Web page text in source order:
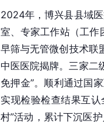
2024年，博兴县县域
室、专家工作站（工
早筛与无管微创技术联
中医医院揭牌。三家二
免押金”。顺利通过国
实现检验检查结果互
村”活动，累计下沉医